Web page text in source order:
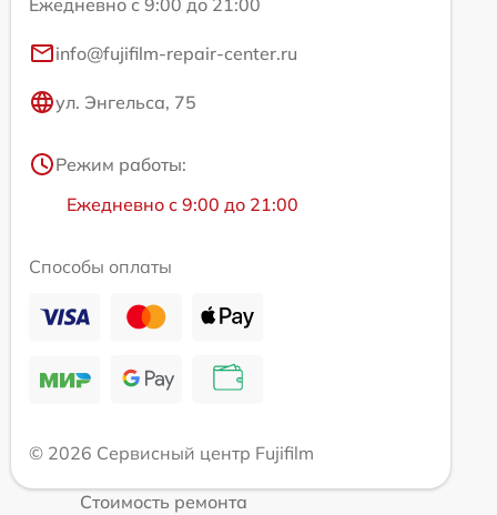
Ежедневно с 9:00 до 21:00
info@fujifilm-repair-center.ru
ул. Энгельса, 75
Режим работы:
Ежедневно с 9:00 до 21:00
Способы оплаты
© 2026 Сервисный центр Fujifilm
Стоимость ремонта